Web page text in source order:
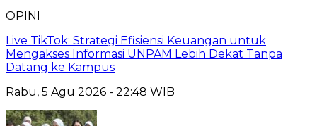
OPINI
Live TikTok: Strategi Efisiensi Keuangan untuk
Mengakses Informasi UNPAM Lebih Dekat Tanpa
Datang ke Kampus
Rabu, 5 Agu 2026 - 22:48 WIB